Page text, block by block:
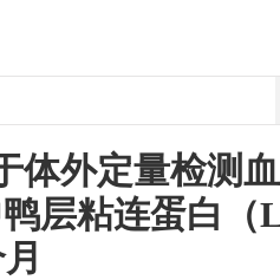
体外定量检测
鸭层粘连蛋白 （